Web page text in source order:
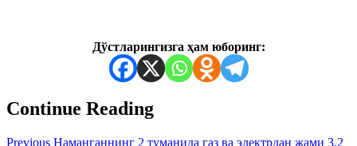
Дўстларингизга ҳам юборинг:
Continue Reading
Previous Наманганнинг 2 туманида газ ва электрдан жами 3,2